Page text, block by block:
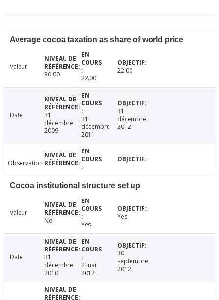
Average cocoa taxation as share of world price
Valeur
30.00
22.00
22.00
Date
31
décembre
2009
31
décembre
2011
31
décembre
2012
Observation
Cocoa institutional structure set up
Valeur
No
Yes
Yes
Date
31
décembre
2010
2 mai
2012
30
septembre
2012